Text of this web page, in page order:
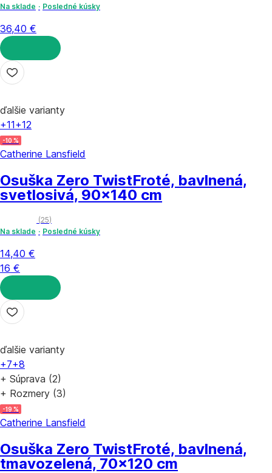
Na sklade
Posledné kúsky
36,40 €
DO KOŠÍKA
ďalšie varianty
+11+12
-10 %
Catherine Lansfield
Osuška Zero TwistFroté, bavlnená,
svetlosivá, 90x140 cm
(25)
Na sklade
Posledné kúsky
14,40 €
16 €
DO KOŠÍKA
ďalšie varianty
+7+8
+ Súprava (2)
+ Rozmery (3)
-19 %
Catherine Lansfield
Osuška Zero TwistFroté, bavlnená,
tmavozelená, 70x120 cm